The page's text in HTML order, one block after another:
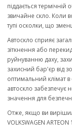
піддається
звичайне скло. Коли
тупі осколки, що
Автоскло сприяє
зіткнення або
руйнуванню даху,
захисний бар'єр від
оптимальний клімат
автоскло забезпечує
значення для
Отже, якщо ви
VOLKSWAGEN